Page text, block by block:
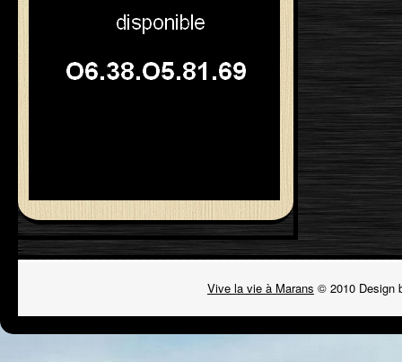
Vive la vie à Marans © 2010 Design